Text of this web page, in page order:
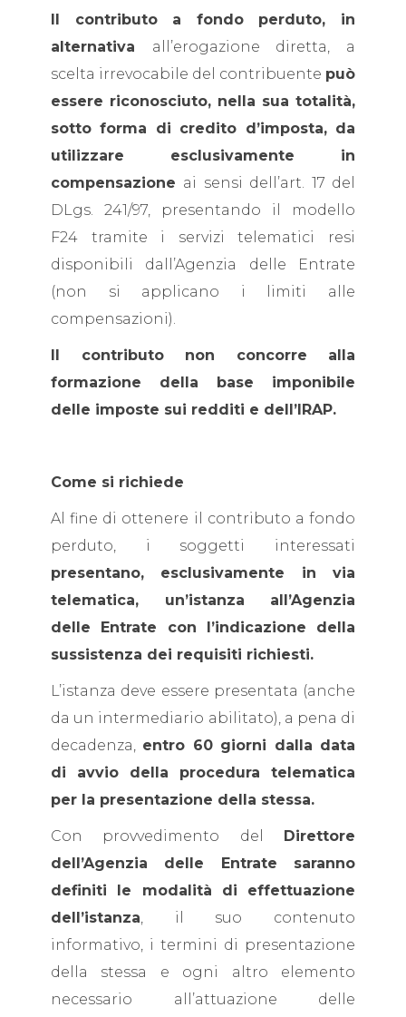
Il contributo a fondo perduto, in
alternativa all’erogazione diretta, a
scelta irrevocabile del contribuente può
essere riconosciuto, nella sua totalità,
sotto forma di credito d’imposta, da
utilizzare esclusivamente in
compensazione ai sensi dell’art. 17 del
DLgs. 241/97, presentando il modello
F24 tramite i servizi telematici resi
disponibili dall’Agenzia delle Entrate
(non si applicano i limiti alle
compensazioni).
Il contributo non concorre alla
formazione della base imponibile
delle imposte sui redditi e dell’IRAP.
Come si richiede
Al fine di ottenere il contributo a fondo
perduto, i soggetti interessati
presentano, esclusivamente in via
telematica, un’istanza all’Agenzia
delle Entrate con l’indicazione della
sussistenza dei requisiti richiesti.
L’istanza deve essere presentata (anche
da un intermediario abilitato), a pena di
decadenza, entro 60 giorni dalla data
di avvio della procedura telematica
per la presentazione della stessa.
Con provvedimento del Direttore
dell’Agenzia delle Entrate saranno
definiti le modalità di effettuazione
dell’istanza, il suo contenuto
informativo, i termini di presentazione
della stessa e ogni altro elemento
necessario all’attuazione delle